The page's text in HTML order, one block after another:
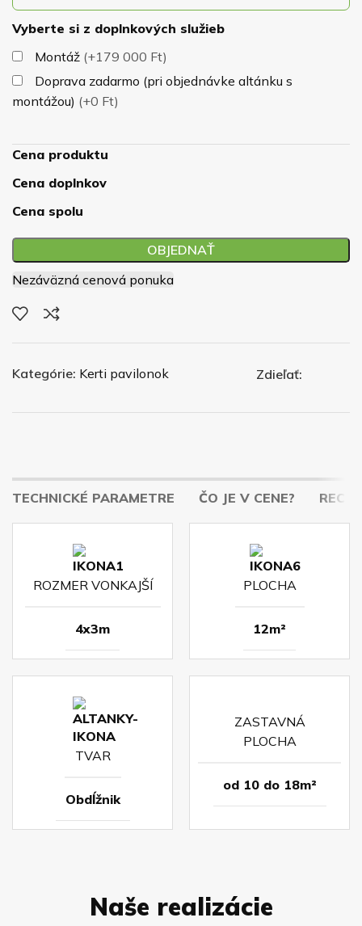
Vyberte si z doplnkových služieb
Montáž (+179 000 Ft)
Doprava zadarmo (pri objednávke altánku s
montážou) (+0 Ft)
Cena produktu
Cena doplnkov
Cena spolu
OBJEDNAŤ
Nezáväzná cenová ponuka
Kategórie: Kerti pavilonok Zdieľať:
TECHNICKÉ PARAMETRE ČO JE V CENE?
ROZMER VONKAJŠÍ
4x3m
PLOCHA
12m²
TVAR
Obdĺžnik
ZASTAVNÁ
PLOCHA
od 10 do 18m²
Naše realizácie